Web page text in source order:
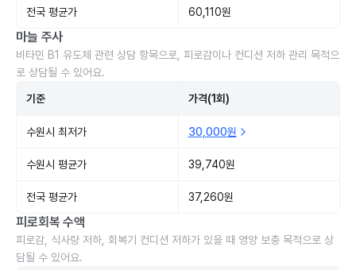
전국 평균가 60,110원
마늘 주사
비타민 B1 유도체 관련 상담 항목으로, 피로감이나 컨디션 저하 관리 목적으
로 상담될 수 있어요.
기준 가격(1회)
수원시 최저가 30,000원
수원시 평균가 39,740원
전국 평균가 37,260원
피로회복 수액
피로감, 식사량 저하, 회복기 컨디션 저하가 있을 때 영양 보충 목적으로 상
담될 수 있어요.